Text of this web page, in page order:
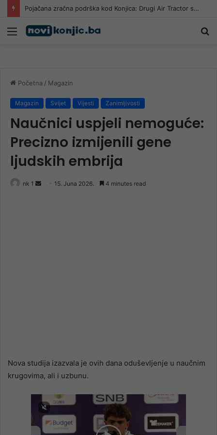
Reis Kavazović na Igmanu: Dvije su bolesti pogubne za naš narod
Meni
Početna / Magazin
Magazin Svijet Vijesti Zanimljivosti
Naučnici uspjeli nemoguće:
Precizno izmijenili gene
ljudskih embrija
nk 1
Send 15. Juna 2026. 4 minutes read
Nova studija izazvala je ovih dana oduševljenje u naučnim
krugovima, ali i uzbunu.